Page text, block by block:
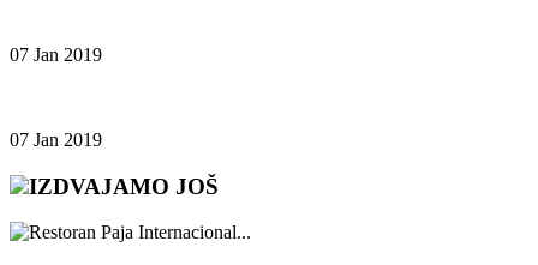
07 Jan 2019
07 Jan 2019
IZDVAJAMO JOŠ